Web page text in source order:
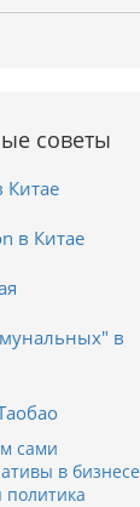
советы
Китае
в Китае
в
сами
в бизнесе
политика